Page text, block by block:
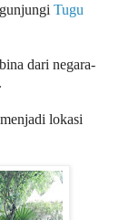
Tugu
dari negara-
lokasi